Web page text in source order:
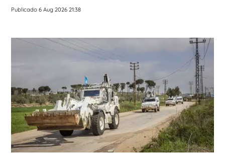
Publicado 6 Aug 2026 21:38